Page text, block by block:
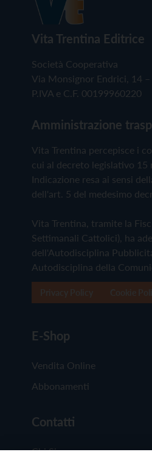
Vita Trentina Editrice
Società Cooperativa
Via Monsignor Endrici, 14
P.IVA e C.F. 00199960220
Amministrazione
Vita Trentina percepisce i
cui al decreto legislativo 15
Indicazione resa ai sensi
dell'art. 5 del medesimo
Vita Trentina, tramite la
Settimanali Cattolici), ha
dell'Autodisciplina
Autodisciplina della
E-Shop
Vendita Online
Abbonamenti
Contatti
Chi Siamo